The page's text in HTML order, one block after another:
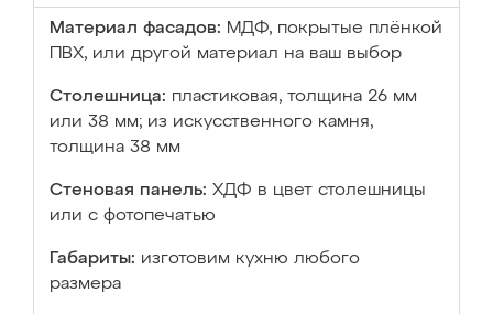
Материал фасадов: МДФ, покрытые плёнкой
ПВХ, или другой материал на ваш выбор
Столешница: пластиковая, толщина 26 мм
или 38 мм; из искусственного камня,
толщина 38 мм
Стеновая панель: ХДФ в цвет столешницы
или с фотопечатью
Габариты: изготовим кухню любого
размера